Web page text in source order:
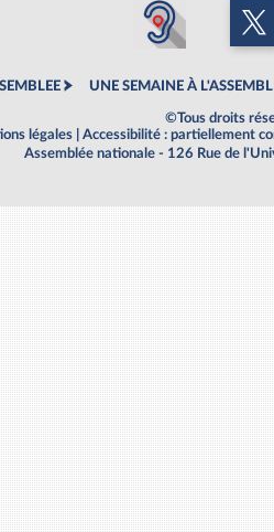
UNE SEMAINE À
©Tous droits
légales
Accessibilité : partiellement
Assemblée nationale - 126 Rue de